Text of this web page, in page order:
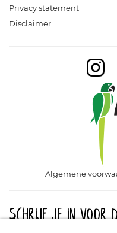
Privacy statement
Disclaimer
Algemene
Schrijf je in voor